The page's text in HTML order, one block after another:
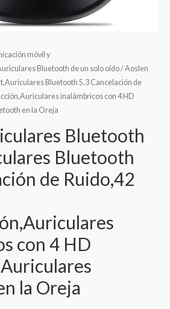
móvil y
Bluetooth de un solo oído/ Aoslen
Bluetooth 5.3 Cancelación de
inalámbricos con 4 HD
en la Oreja
Bluetooth
Bluetooth
de Ruido,42
con 4 HD
la Oreja